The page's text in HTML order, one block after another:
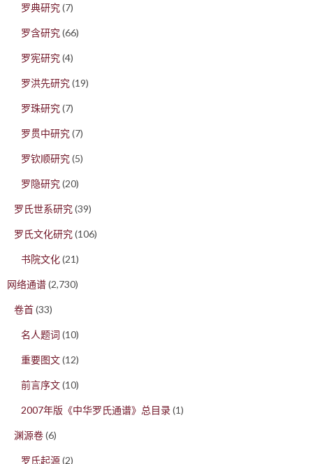
罗典研究(7)
罗含研究(66)
罗宪研究(4)
罗洪先研究(19)
罗珠研究(7)
罗贯中研究(7)
罗钦顺研究(5)
罗隐研究(20)
罗氏世系研究(39)
罗氏文化研究(106)
书院文化(21)
网络通谱(2,730)
卷首(33)
名人题词 (10)
重要图文(12)
前言序文(10)
2007年版《中华罗氏通谱》总目录(1)
渊源卷(6)
罗氏起源(2)